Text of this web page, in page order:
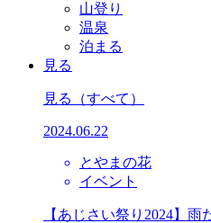
山登り
温泉
泊まる
見る
見る （すべて）
2024.06.22
とやまの花
イベント
【あじさい祭り2024】